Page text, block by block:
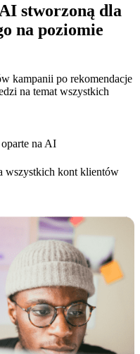
stworzoną dla
na poziomie
kampanii po rekomendacje
na temat wszystkich
na AI
wszystkich kont klientów